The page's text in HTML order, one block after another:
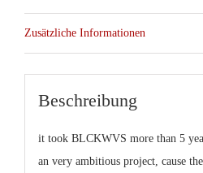
Zusätzliche Informationen
Beschreibung
it took BLCKWVS more than 5
an very ambitious project, cause